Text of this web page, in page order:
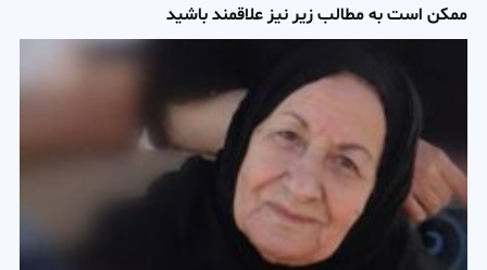
ممکن است به مطالب زیر نیز علاقمند باشید